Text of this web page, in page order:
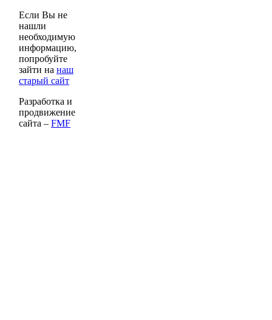
Если Вы не
нашли
необходимую
информацию,
попробуйте
зайти на наш
старый сайт
Разработка и
продвижение
сайта – FMF